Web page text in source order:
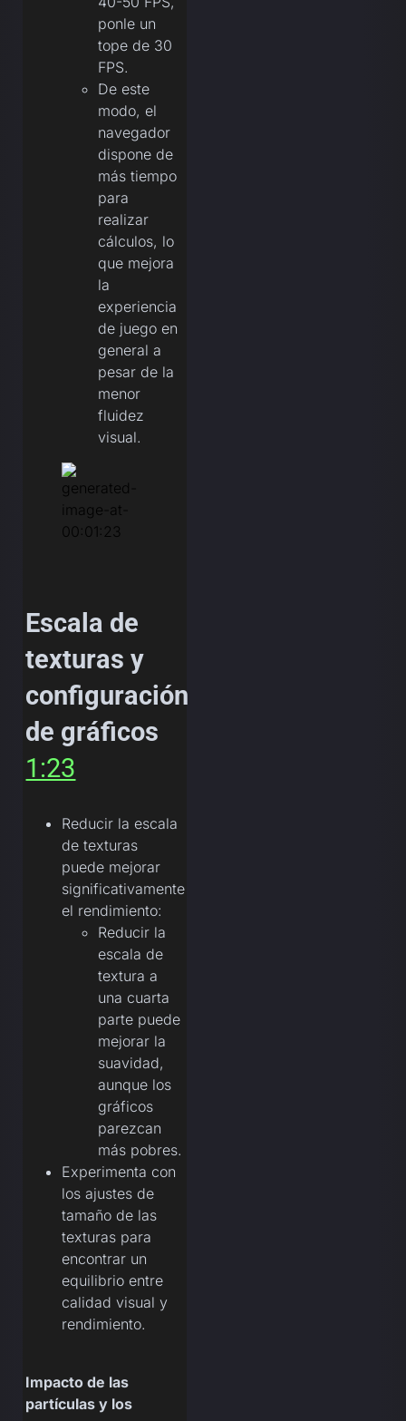
ponle un
tope de 30
FPS.
De este
modo, el
navegador
dispone de
más tiempo
para
realizar
cálculos, lo
que mejora
la
experiencia
de juego en
general a
pesar de la
menor
fluidez
visual.
Escala de
texturas y
configuración
de gráficos
1:23
Reducir la escala
de texturas
puede mejorar
significativamente
el rendimiento:
Reducir la
escala de
textura a
una cuarta
parte puede
mejorar la
suavidad,
aunque los
gráficos
parezcan
más pobres.
Experimenta con
los ajustes de
tamaño de las
texturas para
encontrar un
equilibrio entre
calidad visual y
rendimiento.
Impacto de las
partículas y los